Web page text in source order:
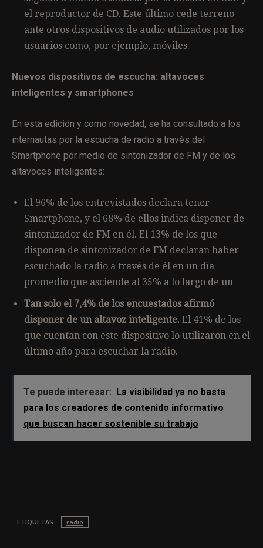
el reproductor de CD. Este último cede terreno
ante otros dispositivos de audio utilizados por los
usuarios como, por ejemplo, móviles.
Nuevos dispositivos de escucha: altavoces
inteligentes y smartphones
En esta edición y como novedad, se ha consultado a los
internautas por la escucha de radio a través del
Smartphone por medio de sintonizador de FM y de los
altavoces inteligentes:
El 96% de los entrevistados declara tener
Smartphone, y el 68% de ellos indica disponer de
sintonizador de FM en él. El 13% de los que
disponen de sintonizador de FM declaran haber
escuchado la radio a través de él en un día
promedio que asciende al 35% a lo largo de un
Tan solo el 7,4% de los encuestados afirmó
disponer de un altavoz inteligente. El 41% de los
que cuentan con este dispositivo lo utilizaron en el
último año para escuchar la radio.
Te puede interesar: La visibilidad ya no basta
para los creadores de contenido informativo
que buscan hacer sostenible su trabajo
ETIQUETAS radio